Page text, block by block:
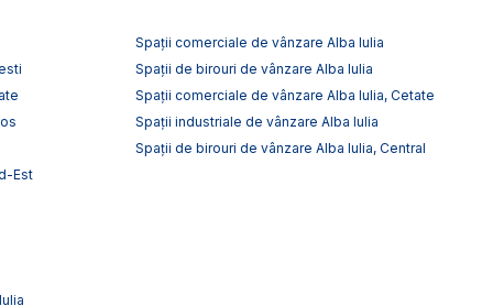
Est
Spații comerciale de vânzare Alba Iulia
Spații de birouri de vânzare Alba Iulia
Spații comerciale de vânzare Alba Iulia, Cetate
Spații industriale de vânzare Alba Iulia
Spații de birouri de vânzare Alba Iulia, Central